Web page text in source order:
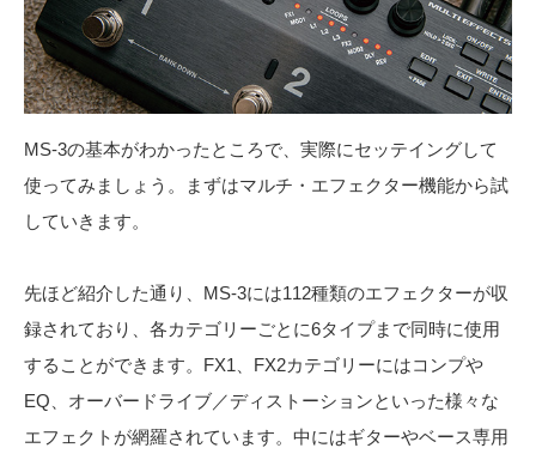
MS-3の基本がわかったところで、実際にセッテイングして
使ってみましょう。まずはマルチ・エフェクター機能から試
していきます。
先ほど紹介した通り、MS-3には112種類のエフェクターが収
録されており、各カテゴリーごとに6タイプまで同時に使用
することができます。FX1、FX2カテゴリーにはコンプや
EQ、オーバードライブ／ディストーションといった様々な
エフェクトが網羅されています。中にはギターやベース専用